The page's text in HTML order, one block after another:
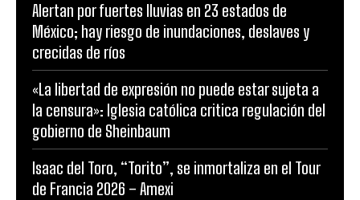
Alertan por fuertes lluvias en 23 estados de
México; hay riesgo de inundaciones, deslaves y
crecidas de ríos
«La libertad de expresión no puede estar sujeta a
la censura»: Iglesia católica critica regulación del
gobierno de Sheinbaum
Isaac del Toro, “Torito”, se inmortaliza en el Tour
de Francia 2026 – Amexi